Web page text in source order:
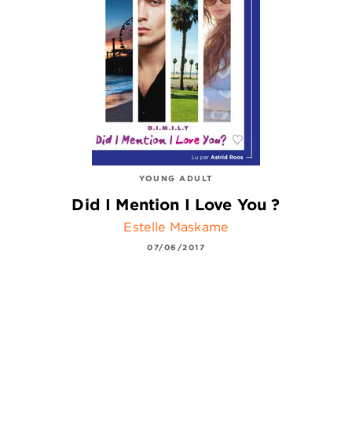
YOUNG ADULT
Did I Mention I Love You ?
Estelle Maskame
07/06/2017